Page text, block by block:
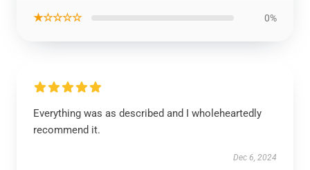
★☆☆☆☆ 0%
Everything was as described and I wholeheartedly
recommend it.
Dec 6, 2024